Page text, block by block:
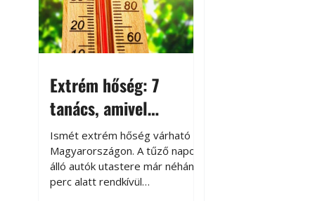
Extrém hőség: 7
tanács, amivel
megóvhatjuk
autónkat a nyári
károktól
Ismét extrém hőség várható
Magyarországon. A tűző napon
álló autók utastere már néhány
perc alatt rendkívül